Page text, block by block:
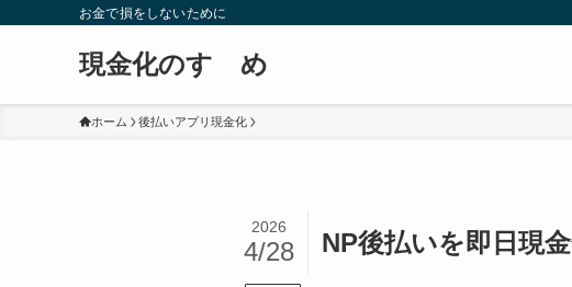
お金で損をしないために
現金化のすゝめ
ホーム 後払いアプリ現金化
NP後払いを即日現
2026
4/28